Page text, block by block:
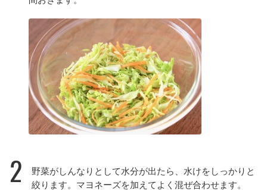
2
野菜がしんなりとして水分が出たら、水けをしっかりと
絞ります。マヨネーズを加えてよく混ぜ合わせます。